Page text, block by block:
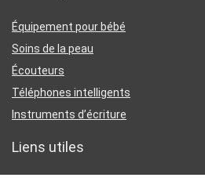
Équipement pour bébé
Soins de la peau
Écouteurs
Téléphones intelligents
Instruments d’écriture
Liens utiles